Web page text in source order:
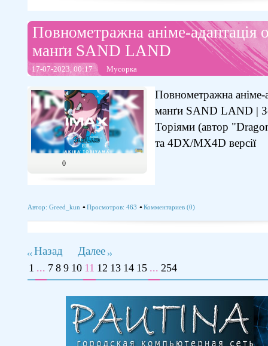
Повнометражна аніме-адаптація
манґи SAND LAND
17-07-2023, 00:17 Мусорка
0
Повнометражна аніме-
манґи SAND LAND |
Торіями (автор
та 4DX/MX4D версії
Автор: Greed_kun Просмотров: 463 Комментариев (0)
Назад Далее
1 ... 7 8 9 10 11 12 13 14 15 ... 254